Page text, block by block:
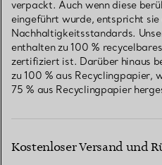
verpackt. Auch wenn diese
eingeführt wurde, entspricht sie
Nachhaltigkeitsstandards.
enthalten zu 100 %
zertifiziert ist. Darüber hinaus
zu 100 % aus Recyclingpapier,
75 % aus Recyclingpapier
Kostenloser Versand und